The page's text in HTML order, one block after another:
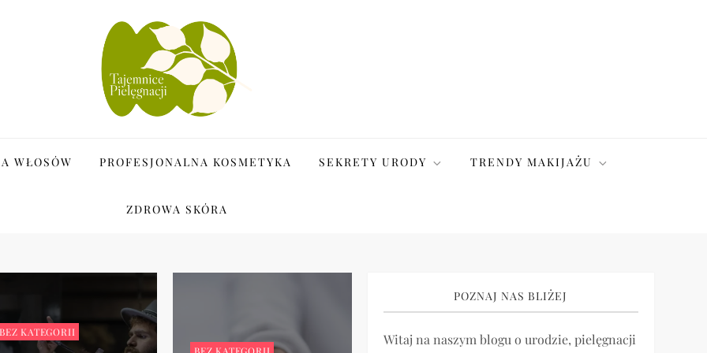
WŁOSÓW PROFESJONALNA KOSMETYKA SEKRETY URODY TRENDY MAKIJAŻU
ZDROWA SKÓRA
BEZ KATEGORII
POZNAJ NAS BLIŻEJ
Witaj na naszym blogu o urodzie, pielęgnacji